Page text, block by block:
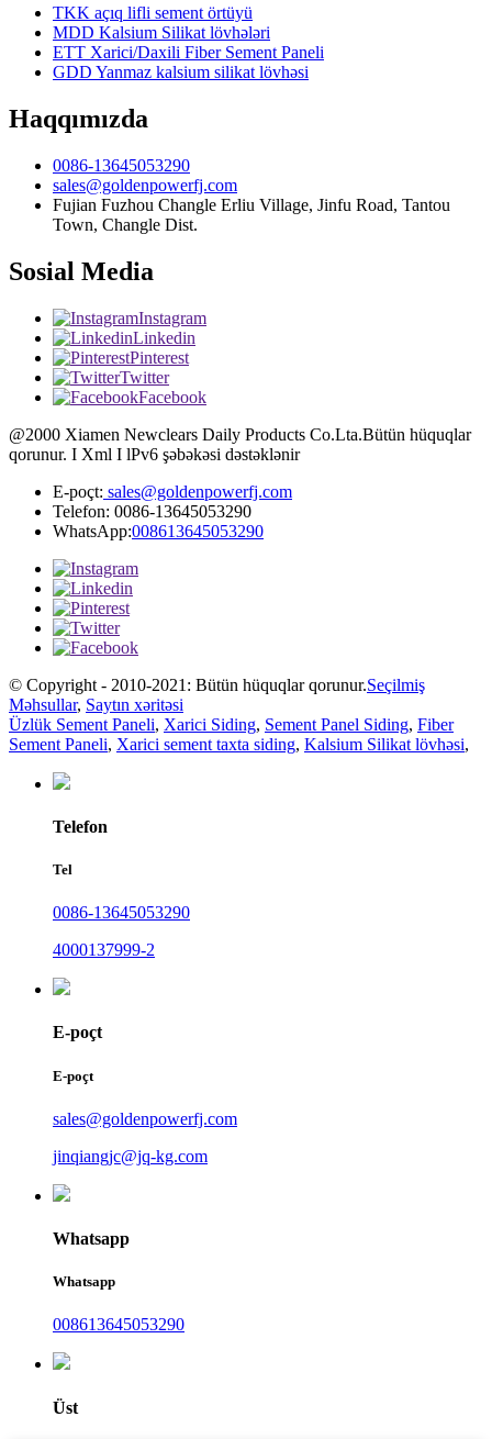
TKK açıq lifli sement örtüyü
MDD Kalsium Silikat lövhələri
ETT Xarici/Daxili Fiber Sement Paneli
GDD Yanmaz kalsium silikat lövhəsi
Haqqımızda
0086-13645053290
sales@goldenpowerfj.com
Fujian Fuzhou Changle Erliu Village, Jinfu Road, Tantou
Town, Changle Dist.
Sosial Media
Instagram
Linkedin
Pinterest
Twitter
Facebook
@2000 Xiamen Newclears Daily Products Co.Lta.Bütün hüquqlar
qorunur. I Xml I lPv6 şəbəkəsi dəstəklənir
E-poçt: sales@goldenpowerfj.com
Telefon: 0086-13645053290
WhatsApp:008613645053290
© Copyright - 2010-2021: Bütün hüquqlar qorunur.Seçilmiş
Məhsullar, Saytın xəritəsi
Üzlük Sement Paneli, Xarici Siding, Sement Panel Siding, Fiber
Sement Paneli, Xarici sement taxta siding, Kalsium Silikat lövhəsi,
Telefon
Tel
0086-13645053290
4000137999-2
E-poçt
E-poçt
sales@goldenpowerfj.com
jinqiangjc@jq-kg.com
Whatsapp
Whatsapp
008613645053290
Üst